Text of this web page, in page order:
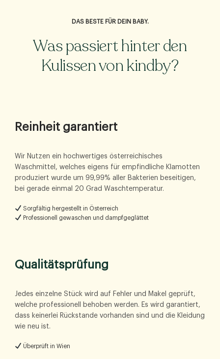
DAS BESTE FÜR DEIN BABY.
Was passiert hinter den
Kulissen von kindby?
Reinheit garantiert
Wir Nutzen ein hochwertiges österreichisches
Waschmittel, welches eigens für empfindliche Klamotten
produziert wurde um 99,99% aller Bakterien beseitigen,
bei gerade einmal 20 Grad Waschtemperatur.
Sorgfältig hergestellt in Österreich
Professionell gewaschen und dampfgeglättet
Qualitätsprüfung
Jedes einzelne Stück wird auf Fehler und Makel geprüft,
welche professionell behoben werden. Es wird garantiert,
dass keinerlei Rückstande vorhanden sind und die Kleidung
wie neu ist.
Überprüft in Wien